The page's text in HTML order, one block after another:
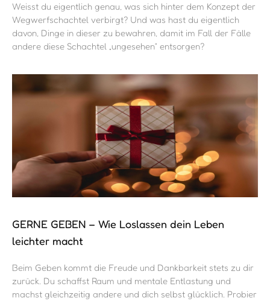
Weisst du eigentlich genau, was sich hinter dem Konzept der
Wegwerfschachtel verbirgt? Und was hast du eigentlich
davon, Dinge in dieser zu bewahren, damit im Fall der Fälle
andere diese Schachtel „ungesehen“ entsorgen?
GERNE GEBEN – Wie Loslassen dein Leben
leichter macht
Beim Geben kommt die Freude und Dankbarkeit stets zu dir
zurück. Du schaffst Raum und mentale Entlastung und
machst gleichzeitig andere und dich selbst glücklich. Probier